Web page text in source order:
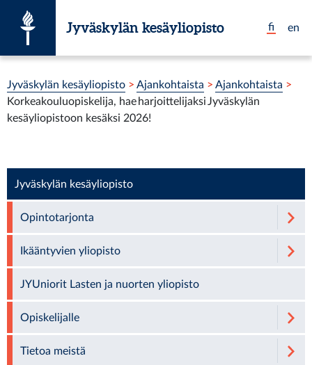
fi
en
Jyväskylän kesäyliopisto
Jyväskylän kesäyliopisto > Ajankohtaista > Ajankohtaista >
Korkeakouluopiskelija, hae harjoittelijaksi Jyväskylän
kesäyliopistoon kesäksi 2026!
Jyväskylän kesäyliopisto
Opintotarjonta
Ikääntyvien yliopisto
JYUniorit Lasten ja nuorten yliopisto
Opiskelijalle
Tietoa meistä